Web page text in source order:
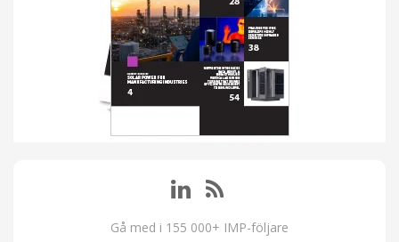
Gå med i 155 000+ IMP-följare